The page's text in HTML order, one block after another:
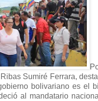
Sumiré Ferrara,
bolivariano es el
al mandatario